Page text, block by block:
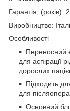
Гарантія, (років): 2
Виробництво:
Особливості
Переносний
для аспірації
дорослих
Підходить
для
Основний